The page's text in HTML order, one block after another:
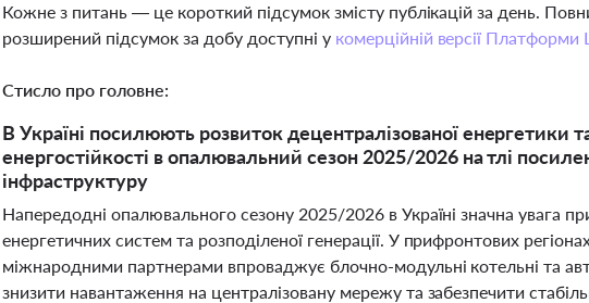
Кожне з питань — це короткий підсумок змісту публікацій за день.
розширений підсумок за добу доступні у комерційній версії Платформи
Стисло про головне:
В Україні посилюють розвиток децентралізованої енергетики
енергостійкості в опалювальний сезон 2025/2026 на тлі
інфраструктуру
Напередодні опалювального сезону 2025/2026 в Україні значна увага
енергетичних систем та розподіленої генерації. У прифронтових
міжнародними партнерами впроваджує блочно-модульні котельні та
знизити навантаження на централізовану мережу та забезпечити